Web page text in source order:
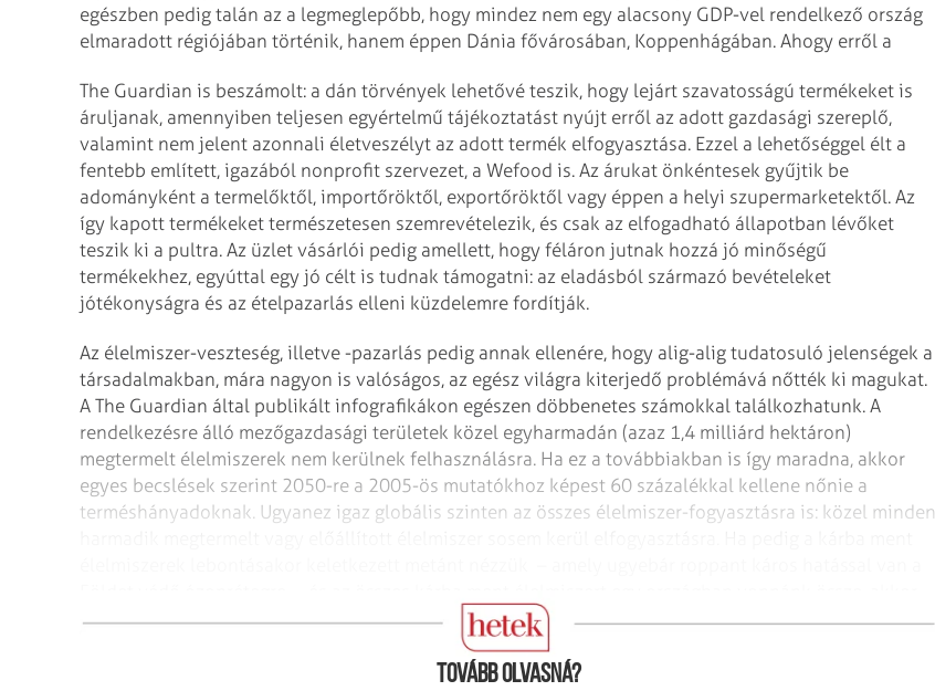
egészben pedig talán az a legmeglepőbb, hogy mindez nem egy alacsony GDP-vel rendelkező ország
elmaradott régiójában történik, hanem éppen Dánia fővárosában, Koppenhágában. Ahogy erről a
The Guardian is beszámolt: a dán törvények lehetővé teszik, hogy lejárt szavatosságú termékeket is
áruljanak, amennyiben teljesen egyértelmű tájékoztatást nyújt erről az adott gazdasági szereplő,
valamint nem jelent azonnali életveszélyt az adott termék elfogyasztása. Ezzel a lehetőséggel élt a
fentebb említett, igazából nonprofit szervezet, a We­food is. Az árukat önkéntesek gyűjtik be
adományként a termelőktől, importőröktől, exportőröktől vagy éppen a helyi szupermarketektől. Az
így kapott termékeket természetesen szemrevételezik, és csak az elfogadható állapotban lévőket
teszik ki a pultra. Az üzlet vásárlói pedig amellett, hogy féláron jutnak hozzá jó minőségű
termékekhez, egyúttal egy jó célt is tudnak támogatni: az eladásból származó bevételeket
jótékonyságra és az ételpazarlás elleni küzdelemre fordítják.
Az élelmiszer-veszteség, illetve -pazarlás pedig annak ellenére, hogy alig-alig tudatosuló jelenségek a
társadalmakban, mára nagyon is valóságos, az egész világra kiterjedő problémává nőtték ki magukat.
A The Guardian által publikált infografikákon egészen döbbenetes számokkal találkozhatunk. A
rendelkezésre álló mezőgazdasági területek közel egyharmadán (azaz 1,4 milliárd hektáron)
megtermelt élelmiszerek nem kerülnek felhasználásra. Ha ez a továbbiakban is így maradna, akkor
egyes becslések szerint 2050-re a 2005-ös mutatókhoz képest 60 százalékkal kellene nőnie a
terméshányadoknak. Ugyanez igaz globális szinten az összes élelmiszer-fogyasztásra is: közel minden
ez az ország a világ harmadik legnagyobb metánkibocsátó országa lenne.
Tovább olvasná?